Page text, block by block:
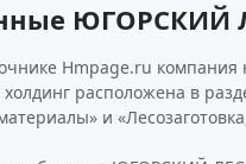
Hmpage.ru компания
расположена в
и